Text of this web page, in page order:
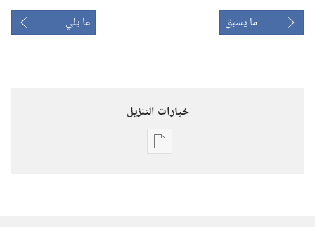
ما يسبق ما يلي
خيارات التنزيل
خيارات